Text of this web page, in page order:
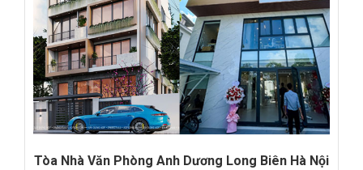
Tòa Nhà Văn Phòng Anh Dương Long Biên Hà Nội